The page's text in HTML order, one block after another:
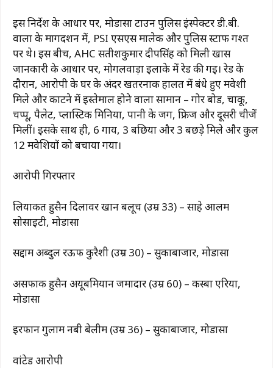
इस निर्देश के आधार पर, मोडासा टाउन पुलिस इंस्पेक्टर डी.बी.
वाला के मार्गदर्शन में, PSI एसएस मालेक और पुलिस स्टाफ गश्त
पर थे। इस बीच, AHC सतीशकुमार दीपसिंह को मिली खास
जानकारी के आधार पर, मोगलवाड़ा इलाके में रेड की गई। रेड के
दौरान, आरोपी के घर के अंदर खतरनाक हालत में बंधे हुए मवेशी
मिले और काटने में इस्तेमाल होने वाला सामान – गोर बोर्ड, चाकू,
चप्पू, पैलेट, प्लास्टिक मिनिया, पानी के जग, फ्रिज और दूसरी चीजें
मिलीं। इसके साथ ही, 6 गाय, 3 बछिया और 3 बछड़े मिले और कुल
12 मवेशियों को बचाया गया।
आरोपी गिरफ्तार
लियाकत हुसैन दिलावर खान बलूच (उम्र 33) – साहे आलम
सोसाइटी, मोडासा
सद्दाम अब्दुल रऊफ कुरैशी (उम्र 30) – सुकाबाजार, मोडासा
असफाक हुसैन अयूबमियान जमादार (उम्र 60) – कस्बा एरिया,
मोडासा
इरफान गुलाम नबी बेलीम (उम्र 36) – सुकाबाजार, मोडासा
वांटेड आरोपी